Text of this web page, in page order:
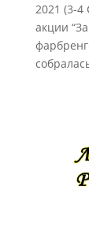
2021 (3-4
акции